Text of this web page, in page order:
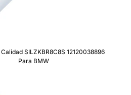
SILZKBR8C8S 12120038896
Para BMW